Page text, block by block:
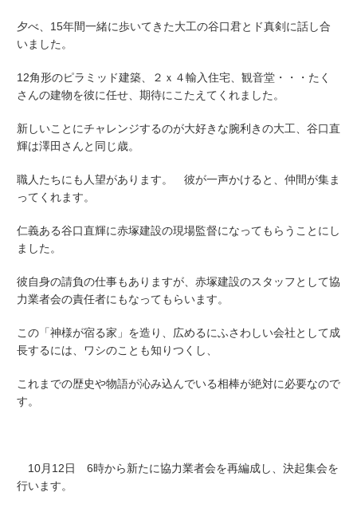
夕べ、15年間一緒に歩いてきた大工の谷口君とド真剣に話し合
いました。
12角形のピラミッド建築、２ｘ４輸入住宅、観音堂・・・たく
さんの建物を彼に任せ、期待にこたえてくれました。
新しいことにチャレンジするのが大好きな腕利きの大工、谷口直
輝は澤田さんと同じ歳。
職人たちにも人望があります。 彼が一声かけると、仲間が集ま
ってくれます。
仁義ある谷口直輝に赤塚建設の現場監督になってもらうことにし
ました。
彼自身の請負の仕事もありますが、赤塚建設のスタッフとして協
力業者会の責任者にもなってもらいます。
この「神様が宿る家」を造り、広めるにふさわしい会社として成
長するには、ワシのことも知りつくし、
これまでの歴史や物語が沁み込んでいる相棒が絶対に必要なので
す。
10月12日 6時から新たに協力業者会を再編成し、決起集会を
行います。